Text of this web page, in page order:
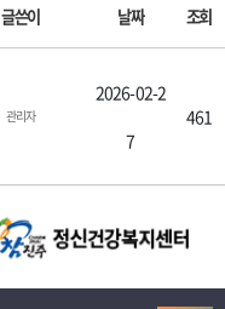
글쓴이 날짜 조회
관리자
2026-02-2
7
461